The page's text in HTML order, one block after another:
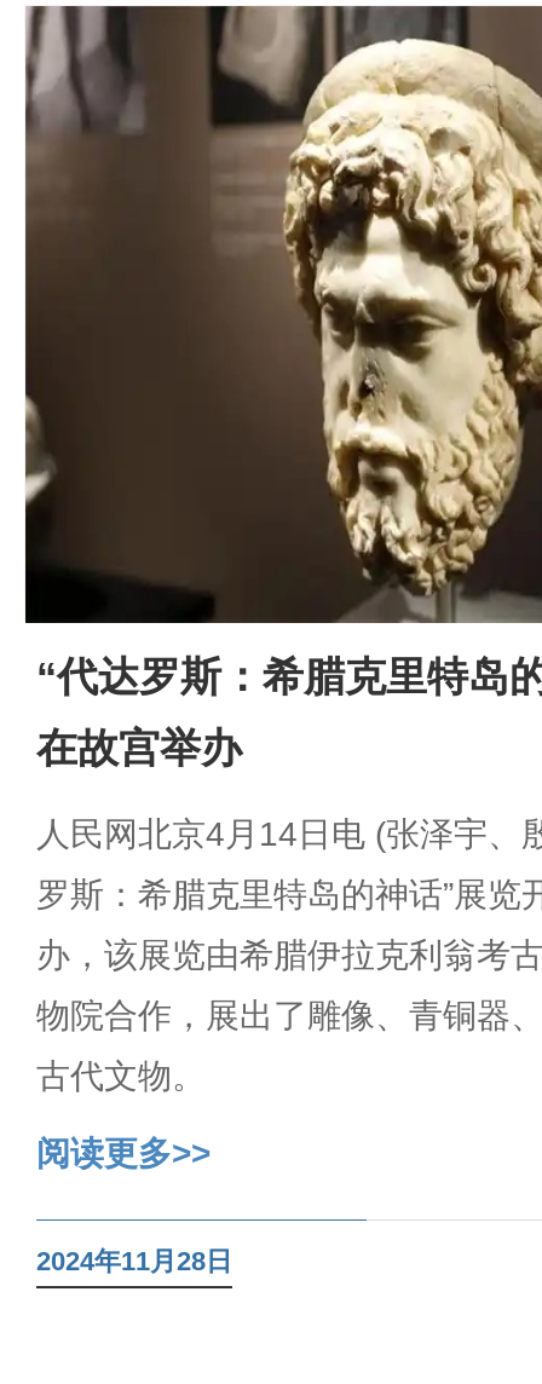
“代达罗斯：希腊克里特岛
在故宫举办
人民网北京4月14日电 (张泽宇、
罗斯：希腊克里特岛的神话”展览
办，该展览由希腊伊拉克利翁考
物院合作，展出了雕像、青铜器
古代文物。
阅读更多>>
2024年11月28日